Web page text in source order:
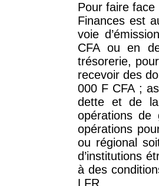
Pour faire
Finances est
voie
CFA ou en
trésorerie,
recevoir des
000 F CFA ;
dette et de
opérations de
opérations
ou régional
d’institutions
à des
LFR.